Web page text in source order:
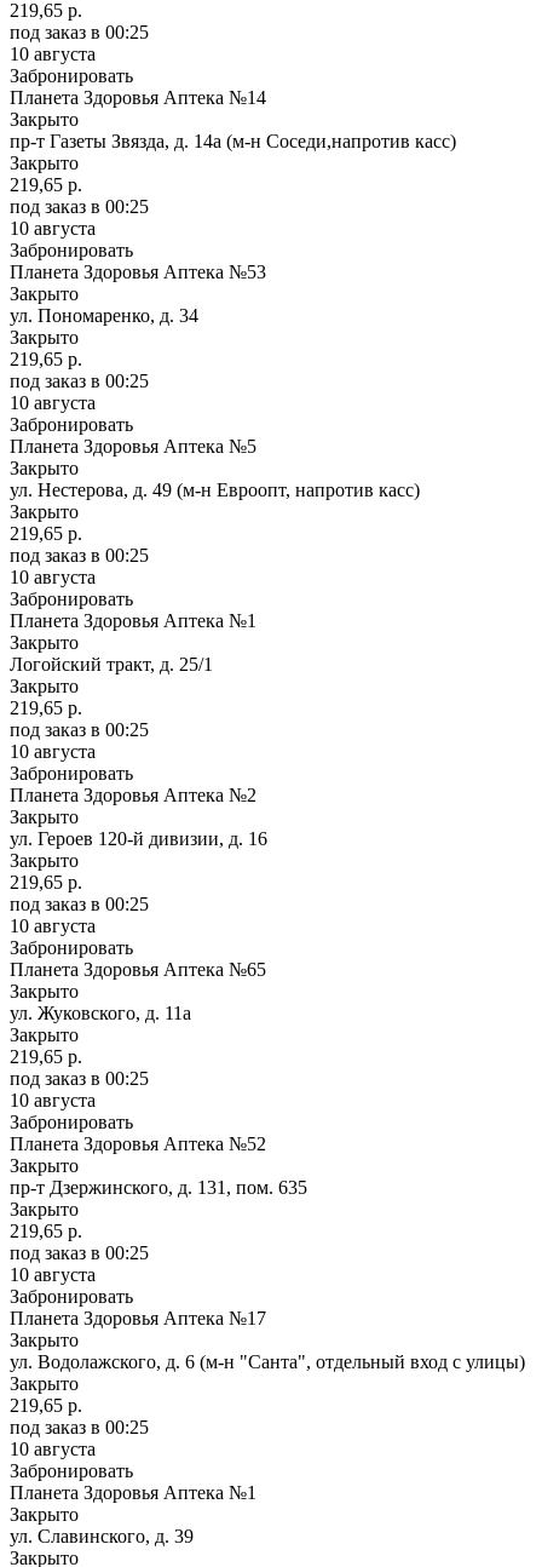
219,65 р.
под заказ в 00:25
10 августа
Забронировать
Планета Здоровья Аптека №14
Закрыто
пр-т Газеты Звязда, д. 14а (м-н Соседи,напротив касс)
Закрыто
219,65 р.
под заказ в 00:25
10 августа
Забронировать
Планета Здоровья Аптека №53
Закрыто
ул. Пономаренко, д. 34
Закрыто
219,65 р.
под заказ в 00:25
10 августа
Забронировать
Планета Здоровья Аптека №5
Закрыто
ул. Нестерова, д. 49 (м-н Евроопт, напротив касс)
Закрыто
219,65 р.
под заказ в 00:25
10 августа
Забронировать
Планета Здоровья Аптека №1
Закрыто
Логойский тракт, д. 25/1
Закрыто
219,65 р.
под заказ в 00:25
10 августа
Забронировать
Планета Здоровья Аптека №2
Закрыто
ул. Героев 120-й дивизии, д. 16
Закрыто
219,65 р.
под заказ в 00:25
10 августа
Забронировать
Планета Здоровья Аптека №65
Закрыто
ул. Жуковского, д. 11а
Закрыто
219,65 р.
под заказ в 00:25
10 августа
Забронировать
Планета Здоровья Аптека №52
Закрыто
пр-т Дзержинского, д. 131, пом. 635
Закрыто
219,65 р.
под заказ в 00:25
10 августа
Забронировать
Планета Здоровья Аптека №17
Закрыто
ул. Водолажского, д. 6 (м-н "Санта", отдельный вход с улицы)
Закрыто
219,65 р.
под заказ в 00:25
10 августа
Забронировать
Планета Здоровья Аптека №1
Закрыто
ул. Славинского, д. 39
Закрыто